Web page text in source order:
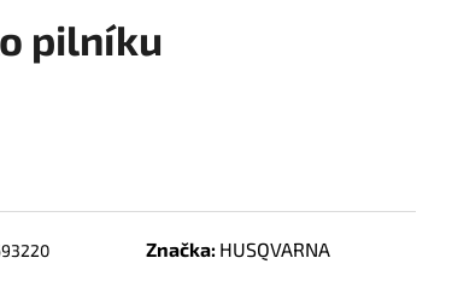
pilníku
Značka: HUSQVARNA